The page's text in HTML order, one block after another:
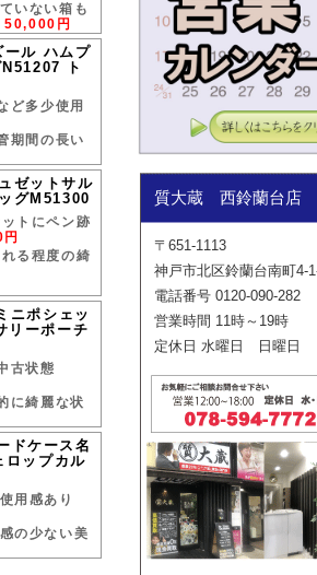
いない箱も
50,000円
ール ハムプ
ト
ど多少使用
期間の長い
ゼットサル
グM51300
トにペン跡
る程度の綺
ニポシェッ
リーポーチ
古状態
に綺麗な状
ドケース名
ロップカル
用感あり
の少ない美
質大蔵 西鈴蘭台店
〒651-1113
神戸市北区鈴蘭台南町4-
電話番号 0120-090-282
営業時間 11時～19時
定休日 水曜日 日曜日